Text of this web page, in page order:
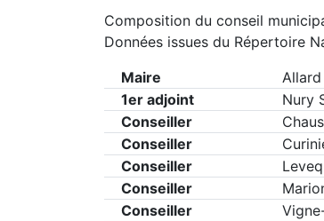
Composition du conseil
Données issues du Répertoire
Maire
1er adjoint
Nury
Conseiller
Conseiller
Conseiller
Conseiller
Conseiller